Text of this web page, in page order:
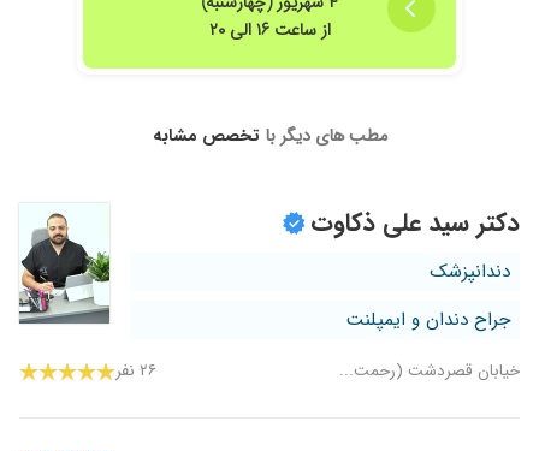
از ساعت ۱۶ الی ۲۰
مطب های دیگر با تخصص مشابه
دکتر سید علی ذکاوت
دندانپزشک
جراح دندان و ایمپلنت
خیابان قصردشت (رحمت... ۲۶ نفر